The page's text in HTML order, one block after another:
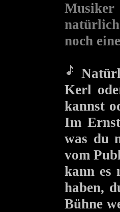
Musiker
noch
Kerl
kannst
Im
was du
vom
kann es
haben,
Bühne